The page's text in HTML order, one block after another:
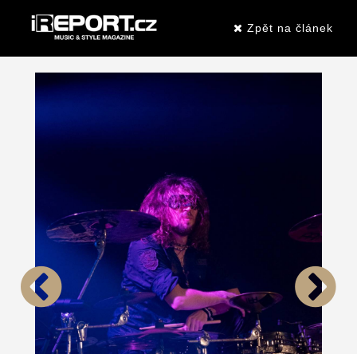
Zpět na článek